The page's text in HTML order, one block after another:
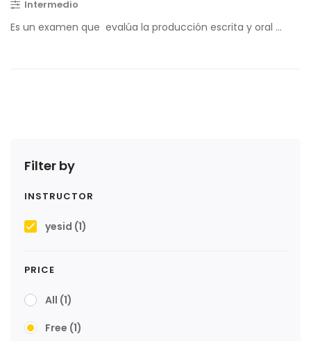
Filter by
INSTRUCTOR
yesid (1)
PRICE
All (1)
Free (1)
Intermedio
Es un examen que evalúa la producción escrita y oral …